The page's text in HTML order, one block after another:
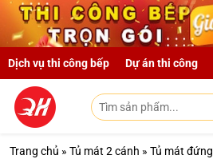
Skip to main content
Dịch vụ thi công bếp Dự án thi công
Trang chủ » Tủ mát 2 cánh » Tủ mát đứng